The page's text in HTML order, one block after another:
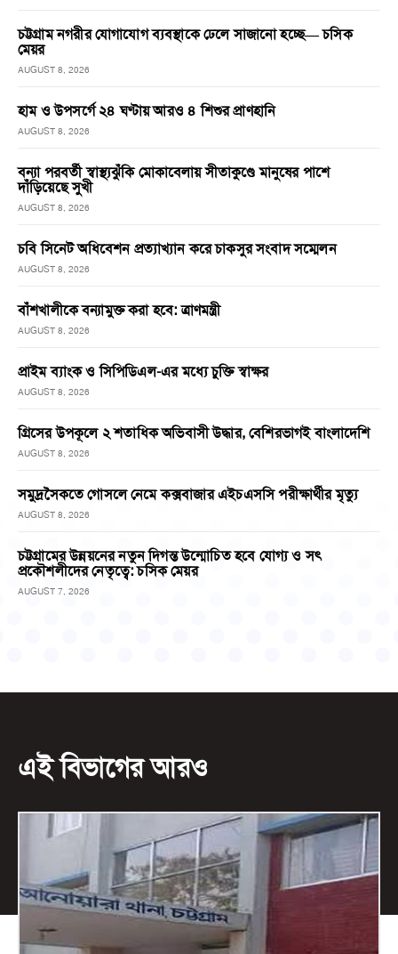
চট্টগ্রাম নগরীর যোগাযোগ ব্যবস্থাকে ঢেলে সাজানো হচ্ছে— চসিক
মেয়র
AUGUST 8, 2026
হাম ও উপসর্গে ২৪ ঘণ্টায় আরও ৪ শিশুর প্রাণহানি
AUGUST 8, 2026
বন্যা পরবর্তী স্বাস্থ্যঝুঁকি মোকাবেলায় সীতাকুণ্ডে মানুষের পাশে
দাঁড়িয়েছে সুখী
AUGUST 8, 2026
চবি সিনেট অধিবেশন প্রত্যাখ্যান করে চাকসুর সংবাদ সম্মেলন
AUGUST 8, 2026
বাঁশখালীকে বন্যামুক্ত করা হবে: ত্রাণমন্ত্রী
AUGUST 8, 2026
প্রাইম ব্যাংক ও সিপিডিএল-এর মধ্যে চুক্তি স্বাক্ষর
AUGUST 8, 2026
গ্রিসের উপকূলে ২ শতাধিক অভিবাসী উদ্ধার, বেশিরভাগই বাংলাদেশি
AUGUST 8, 2026
সমুদ্রসৈকতে গোসলে নেমে কক্সবাজার এইচএসসি পরীক্ষার্থীর মৃত্যু
AUGUST 8, 2026
চট্টগ্রামের উন্নয়নের নতুন দিগন্ত উন্মোচিত হবে যোগ্য ও সৎ
প্রকৌশলীদের নেতৃত্বে: চসিক মেয়র
AUGUST 7, 2026
এই বিভাগের আরও